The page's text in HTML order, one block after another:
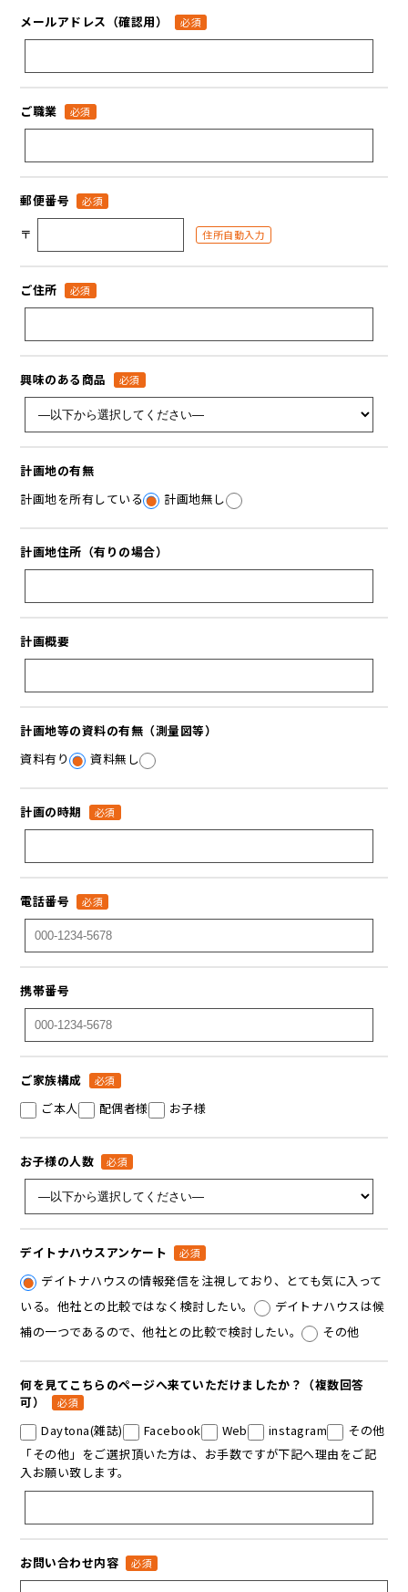
メールアドレス（確認用） 必須
ご職業 必須
郵便番号 必須
〒 住所自動入力
ご住所 必須
興味のある商品 必須
計画地の有無
計画地を所有している
計画地無し
計画地住所（有りの場合）
計画概要
計画地等の資料の有無（測量図等）
資料有り
資料無し
計画の時期 必須
電話番号 必須
携帯番号
ご家族構成 必須
ご本人 配偶者様 お子様
お子様の人数 必須
デイトナハウスアンケート 必須
デイトナハウスの情報発信を注視しており、とても気に入って
いる。他社との比較ではなく検討したい。
デイトナハウスは候
補の一つであるので、他社との比較で検討したい。
その他
何を見てこちらのページへ来ていただけましたか？（複数回答
可）
必須
Daytona(雑誌) Facebook Web instagram
その他
「その他」をご選択頂いた方は、お手数ですが下記へ理由をご記
入お願い致します。
お問い合わせ内容 必須